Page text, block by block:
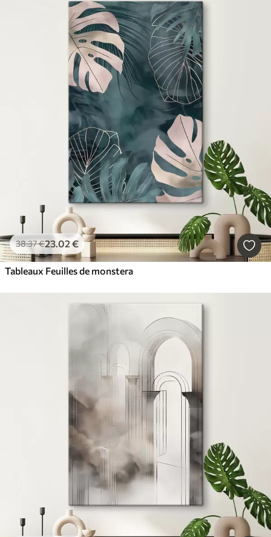
38.37€23.02 €
Tableaux Feuilles de monstera